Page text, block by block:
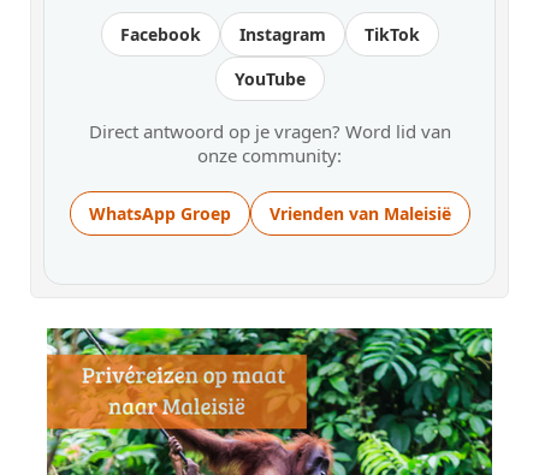
Facebook Instagram
TikTok
YouTube
Direct antwoord op je vragen? Word lid van
onze community:
WhatsApp Groep Vrienden van Maleisië